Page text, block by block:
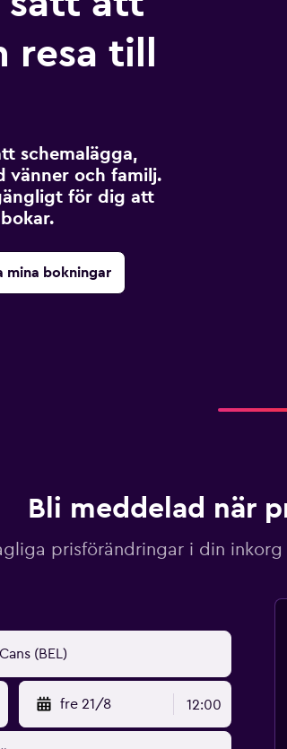
resa till
schemalägga,
vänner och familj.
för dig att
mina bokningar
Bli meddelad när
prisförändringar i din
fre 21/8 12:00